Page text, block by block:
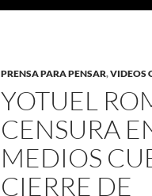
PRENSA PARA PENSAR,VIDEOS
YOTUEL
CENSURA
MEDIOS
CIERRE DE